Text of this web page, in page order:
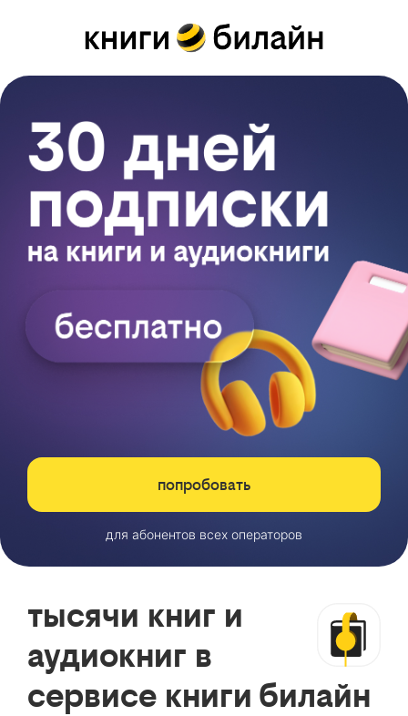
попробовать
для абонентов всех операторов
тысячи книг и
аудиокниг в
сервисе книги билайн